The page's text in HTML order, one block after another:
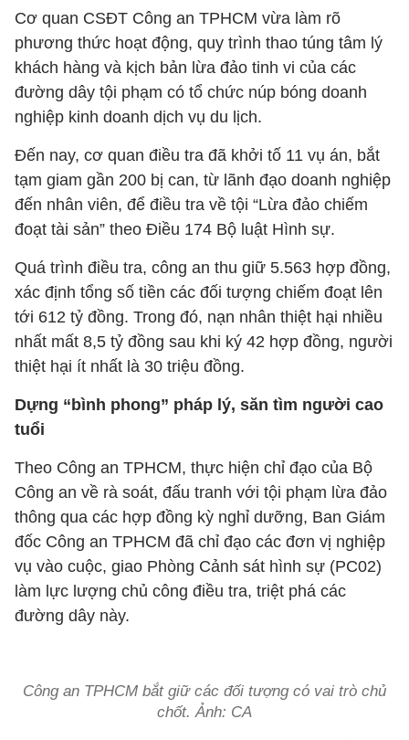
Cơ quan CSĐT Công an TPHCM vừa làm rõ
phương thức hoạt động, quy trình thao túng tâm lý
khách hàng và kịch bản lừa đảo tinh vi của các
đường dây tội phạm có tổ chức núp bóng doanh
nghiệp kinh doanh dịch vụ du lịch.
Đến nay, cơ quan điều tra đã khởi tố 11 vụ án, bắt
tạm giam gần 200 bị can, từ lãnh đạo doanh nghiệp
đến nhân viên, để điều tra về tội “Lừa đảo chiếm
đoạt tài sản” theo Điều 174 Bộ luật Hình sự.
Quá trình điều tra, công an thu giữ 5.563 hợp đồng,
xác định tổng số tiền các đối tượng chiếm đoạt lên
tới 612 tỷ đồng. Trong đó, nạn nhân thiệt hại nhiều
nhất mất 8,5 tỷ đồng sau khi ký 42 hợp đồng, người
thiệt hại ít nhất là 30 triệu đồng.
Dựng “bình phong” pháp lý, săn tìm người cao
tuổi
Theo Công an TPHCM, thực hiện chỉ đạo của Bộ
Công an về rà soát, đấu tranh với tội phạm lừa đảo
thông qua các hợp đồng kỳ nghỉ dưỡng, Ban Giám
đốc Công an TPHCM đã chỉ đạo các đơn vị nghiệp
vụ vào cuộc, giao Phòng Cảnh sát hình sự (PC02)
làm lực lượng chủ công điều tra, triệt phá các
đường dây này.
Công an TPHCM bắt giữ các đối tượng có vai trò chủ
chốt. Ảnh: CA